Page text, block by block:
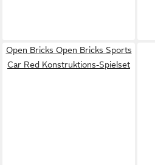
Open Bricks Open Bricks Sports
Car Red Konstruktions-Spielset